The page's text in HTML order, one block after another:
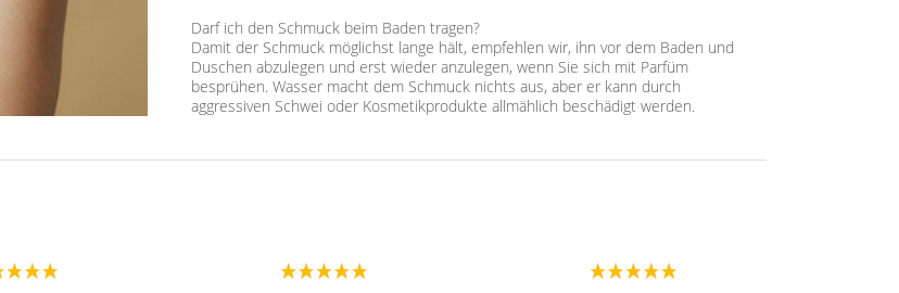
Darf ich den Schmuck beim Baden tragen?
Damit der Schmuck möglichst lange hält, empfehlen wir, ihn vor dem Baden und
Duschen abzulegen und erst wieder anzulegen, wenn Sie sich mit Parfüm
besprühen. Wasser macht dem Schmuck nichts aus, aber er kann durch
aggressiven Schwei oder Kosmetikprodukte allmählich beschädigt werden.